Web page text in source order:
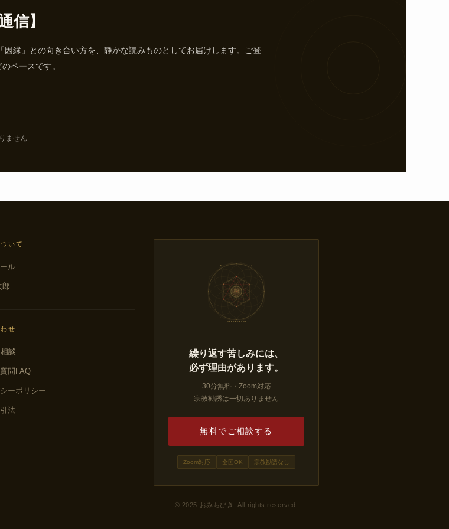
信】
縁」との向き合い方を、静かな読みものとしてお届けします。ご登
ペースです。
ません
いて
ル
郎
せ
談
問FAQ
ーポリシー
法
三六九
の 儀
MI-RO-KU NO GI
繰り返す苦しみには、
必ず理由があります。
30分無料・Zoom対応
宗教勧誘は一切ありません
無料でご相談する
Zoom対応 全国OK 宗教勧誘なし
© 2025 おみちびき. All rights reserved.